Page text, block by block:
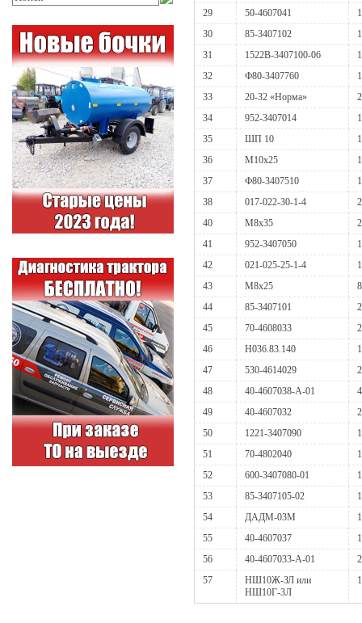
29
50-4607041
1
30
85-3407102
1
31
1522В-3407100-06
1
32
Ф80-3407760
1
33
20-32 «Норма»
2
34
952-3407014
1
35
ШП 10
1
36
М10х25
1
37
Ф80-3407510
1
38
017-022-30-1-4
2
40
М8х35
2
41
952-3407050
1
42
021-025-25-1-4
1
43
М8х25
8
44
85-3407101
2
45
70-4608033
2
46
Н036.83.140
1
47
530-4614029
2
48
40-4607038-А-01
4
49
40-4607032
2
50
1221-3407090
1
51
70-4802040
1
52
600-3407080-01
1
53
85-3407105-02
1
54
ДАДМ-03М
1
55
40-4607037
1
56
40-4607033-А-01
2
57
НШ10Ж-ЗЛ или
НШ10Г-3Л
1